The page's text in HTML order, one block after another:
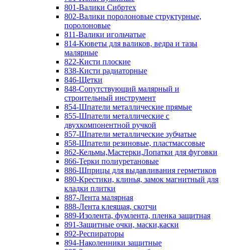
801-Валики Сибртех
802-Валики поролоновые структурные,
поролоновые
811-Валики игольчатые
814-Кюветы для валиков, ведра и тазы
малярные
822-Кисти плоские
838-Кисти радиаторные
846-Щетки
848-Сопутствующий малярный и
строительный инструмент
854-Шпатели металлические прямые
855-Шпатели металлические с
двухкомпонентной ручкой
857-Шпатели металлические зубчатые
858-Шпатели резиновые, пластмассовые
862-Кельмы,Мастерки,Лопатки для фуговки
866-Терки полиуретановые
886-Шприцы для выдавливания герметиков
880-Крестики, клинья, замок магнитный для
кладки плитки
887-Лента малярная
888-Лента клеящая, скотчи
889-Изолента, фумлента, пленка защитная
891-Защитные очки, маски,каски
892-Респираторы
894-Наколенники защитные